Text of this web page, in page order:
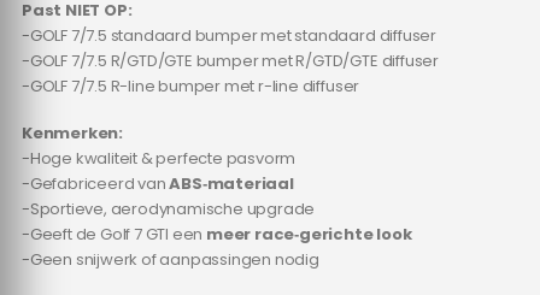
Past NIET OP:
-GOLF 7/7.5 standaard bumper met standaard diffuser
-GOLF 7/7.5 R/GTD/GTE bumper met R/GTD/GTE diffuser
-GOLF 7/7.5 R-line bumper met r-line diffuser
Kenmerken:
-Hoge kwaliteit & perfecte pasvorm
-Gefabriceerd vanABS‑materiaal
-Sportieve, aerodynamische upgrade
-Geeft de Golf 7 GTI een meer race‑gerichte look
-Geen snijwerk of aanpassingen nodig